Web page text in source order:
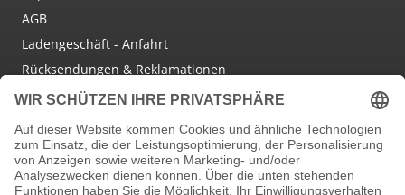
AGB
Ladengeschäft - Anfahrt
Rücksendungen & Reklamationen
Social Media
Facebook
Instagram